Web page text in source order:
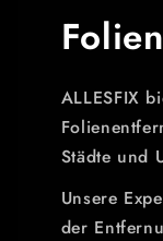
ALLESFIX
Städte und
Unsere
der